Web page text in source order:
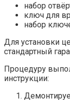
набор
ключ для
набор
Для установки
стандартный
Процедуру
инструкции: